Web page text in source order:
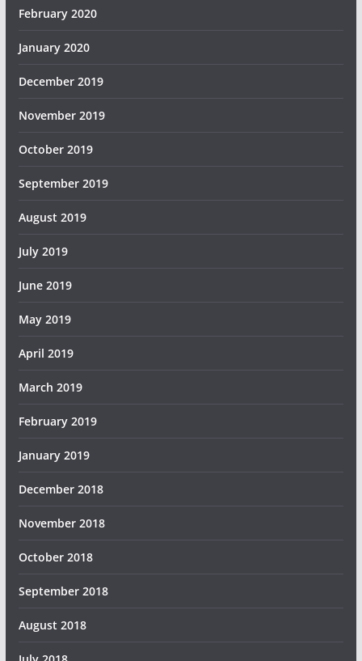
February 2020
January 2020
December 2019
November 2019
October 2019
September 2019
August 2019
July 2019
June 2019
May 2019
April 2019
March 2019
February 2019
January 2019
December 2018
November 2018
October 2018
September 2018
August 2018